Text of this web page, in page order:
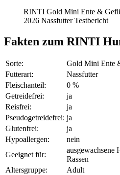
RINTI Gold Mini Ente &
2026 Nassfutter Testbericht
Fakten zum RINTI
Sorte:
Gold Mini Ente
Futterart:
Nassfutter
Fleischanteil:
0 %
Getreidefrei:
ja
Reisfrei:
ja
Pseudogetreidefrei: ja
Glutenfrei:
ja
Hypoallergen:
nein
Geeignet für:
ausgewachsene
Rassen
Altersgruppe:
Adult